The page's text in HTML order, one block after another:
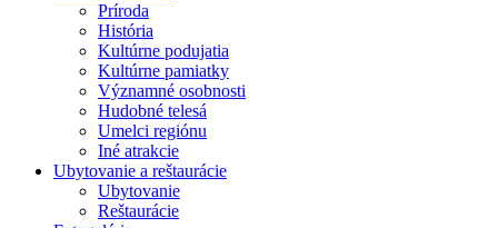
Príroda
História
Kultúrne podujatia
Kultúrne pamiatky
Významné osobnosti
Hudobné telesá
Umelci regiónu
Iné atrakcie
Ubytovanie a reštaurácie
Ubytovanie
Reštaurácie